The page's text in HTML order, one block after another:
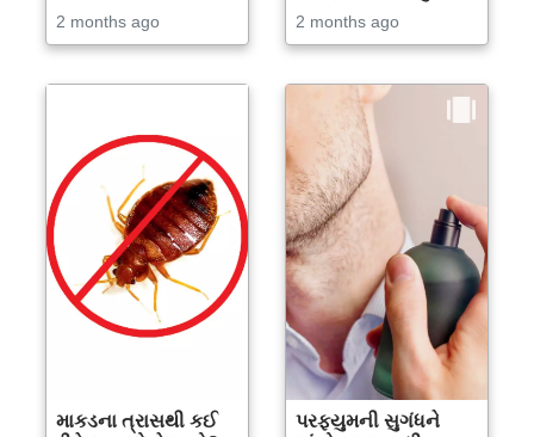
2 months ago 2 months ago
માકડના ત્રાસથી કઈ
પરફ્યુમની સુગંધને